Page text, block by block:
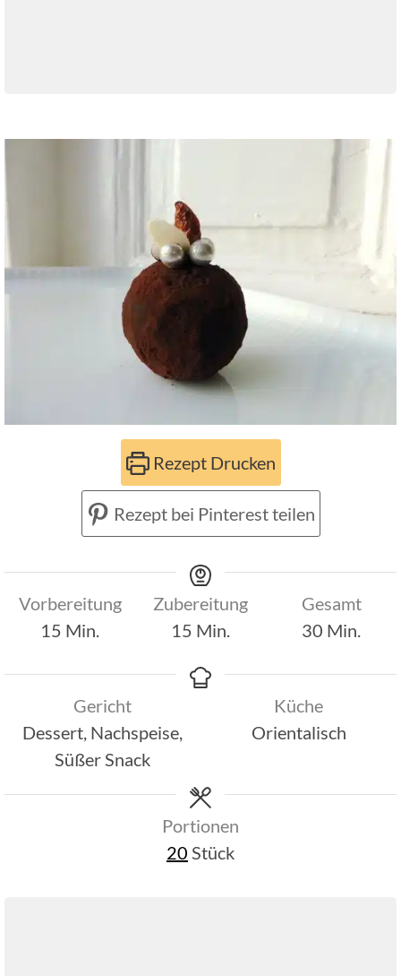
Rezept Drucken
Rezept bei Pinterest teilen
Vorbereitung
15 Minuten
Min.
Zubereitung
15 Minuten
Min.
Gesamt
30 Minuten
Min.
Gericht
Dessert, Nachspeise,
Süßer Snack
Küche
Orientalisch
Portionen
20 Stück